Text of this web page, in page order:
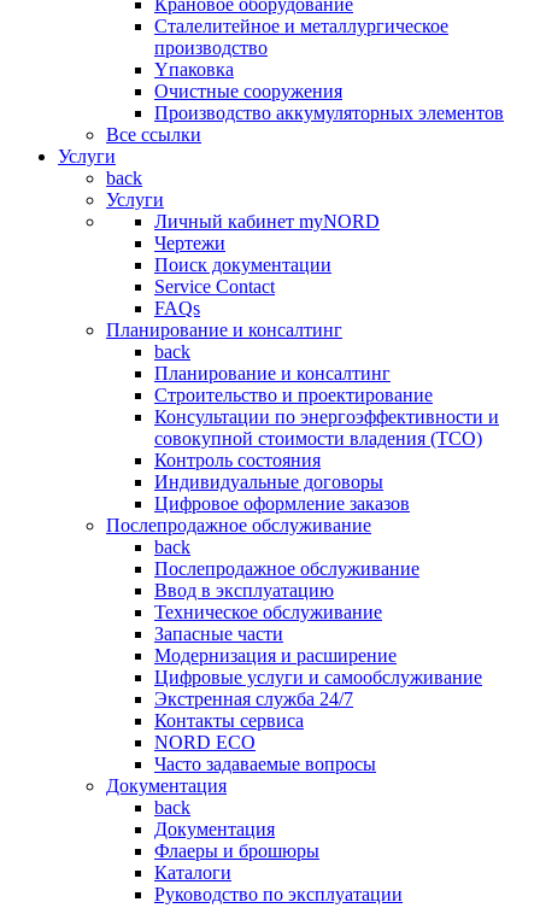
Крановое оборудование
Сталелитейное и металлургическое
производство
Yпаковка
Очистные сооружения
Производство аккумуляторных элементов
Все ссылки
Услуги
back
Услуги
Личный кабинет myNORD
Чертежи
Поиск документации
Service Contact
FAQs
Планирование и консалтинг
back
Планирование и консалтинг
Строительство и проектирование
Консультации по энергоэффективности и
совокупной стоимости владения (TCO)
Контроль состояния
Индивидуальные договоры
Цифровое оформление заказов
Послепродажное обслуживание
back
Послепродажное обслуживание
Ввод в эксплуатацию
Техническое обслуживание
Запасные части
Модернизация и расширение
Цифровые услуги и самообслуживание
Экстренная служба 24/7
Контакты сервиса
NORD ECO
Часто задаваемые вопросы
Документация
back
Документация
Флаеры и брошюры
Каталоги
Руководство по эксплуатации